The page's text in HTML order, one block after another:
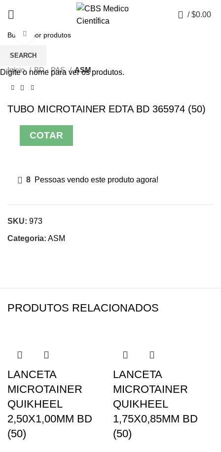
/ $0.00
Click to enlarge
Início BD - PAS ASM
TUBO MICROTAINER EDTA BD 365974 (50)
COTAR
8 Pessoas vendo este produto agora!
SKU: 973
Categoria: ASM
PRODUTOS RELACIONADOS
LANCETA
MICROTAINER
QUIKHEEL
2,50X1,00MM BD
(50)
LANCETA
MICROTAINER
QUIKHEEL
1,75X0,85MM BD
(50)
SEARCH
Digite o nome para ver os produtos.